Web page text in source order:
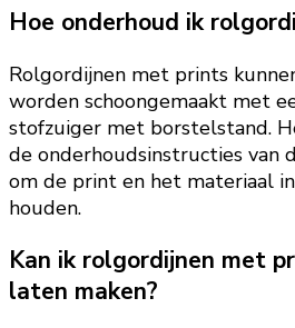
Hoe onderhoud ik
Rolgordijnen met prints
worden schoongemaakt met
stofzuiger met borstelstand.
de onderhoudsinstructies van
om de print en het materiaal
houden.
Kan ik rolgordijnen met
laten maken?